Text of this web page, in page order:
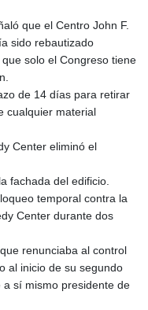
que el Centro John F.
sido rebautizado
solo el Congreso tiene
de 14 días para retirar
cualquier material
Center eliminó el
fachada del edificio.
temporal contra la
Center durante dos
renunciaba al control
al inicio de su segundo
sí mismo presidente de